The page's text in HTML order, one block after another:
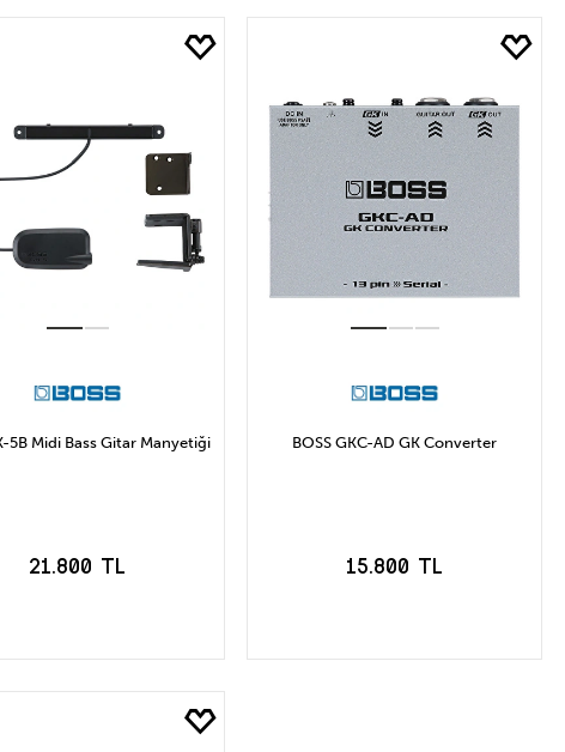
5B Midi Bass Gitar Manyetiği
21.800 TL
SEPETE EKLE
BOSS GKC-AD GK Converter
15.800 TL